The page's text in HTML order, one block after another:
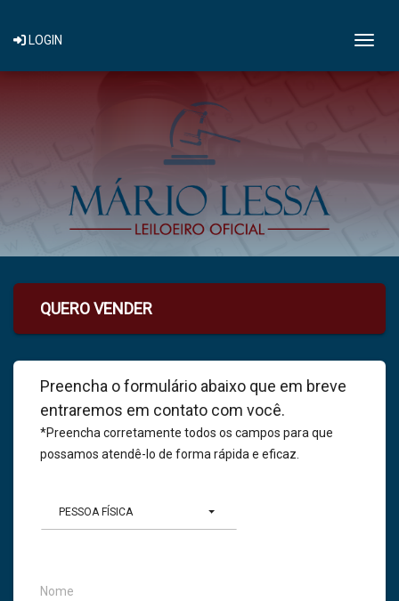
LOGIN
QUERO VENDER
Preencha o formulário abaixo que em breve
entraremos em contato com você.
*Preencha corretamente todos os campos para que
possamos atendê-lo de forma rápida e eficaz.
PESSOA FÍSICA
Nome